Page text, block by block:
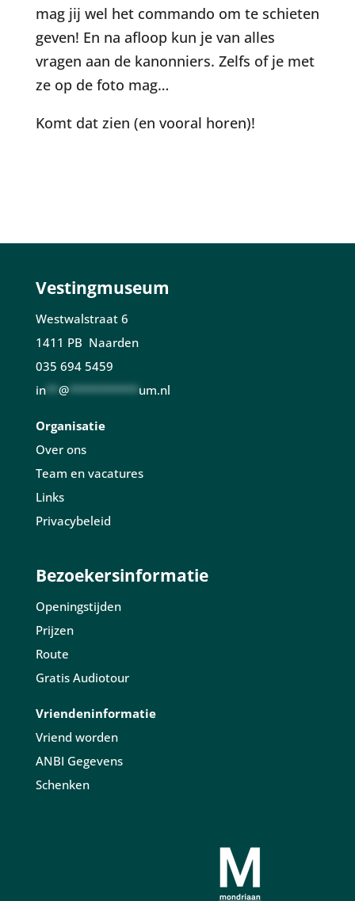
mag jij wel het commando om te schieten
geven! En na afloop kun je van alles
vragen aan de kanonniers. Zelfs of je met
ze op de foto mag…
Komt dat zien (en vooral horen)!
Vestingmuseum
Westwalstraat 6
1411 PB Naarden
035 694 5459
in** @*********** um.nl
Organisatie
Over ons
Team en vacatures
Links
Privacybeleid
Bezoekersinformatie
Openingstijden
Prijzen
Route
Gratis Audiotour
Vriendeninformatie
Vriend worden
ANBI Gegevens
Schenken